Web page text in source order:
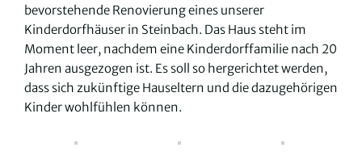
bevorstehende Renovierung eines unserer
Kinderdorfhäuser in Steinbach. Das Haus steht im
Moment leer, nachdem eine Kinderdorffamilie nach 20
Jahren ausgezogen ist. Es soll so hergerichtet werden,
dass sich zukünftige Hauseltern und die dazugehörigen
Kinder wohlfühlen können.